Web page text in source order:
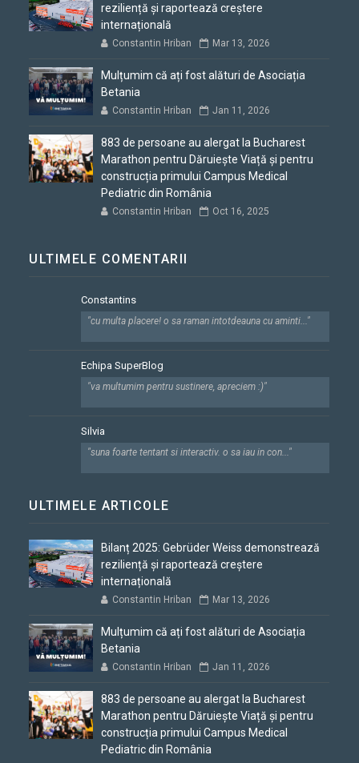
reziliență și raportează creștere
internațională
Constantin Hriban Mar 13, 2026
Mulțumim că ați fost alături de Asociația
Betania
Constantin Hriban Jan 11, 2026
883 de persoane au alergat la Bucharest
Marathon pentru Dăruiește Viață și pentru
construcția primului Campus Medical
Pediatric din România
Constantin Hriban Oct 16, 2025
ULTIMELE COMENTARII
Constantins
"cu multa placere! o sa raman intotdeauna cu aminti..."
Echipa SuperBlog
"va multumim pentru sustinere, apreciem :)"
Silvia
"suna foarte tentant si interactiv. o sa iau in con..."
ULTIMELE ARTICOLE
Bilanț 2025: Gebrüder Weiss demonstrează
reziliență și raportează creștere
internațională
Constantin Hriban Mar 13, 2026
Mulțumim că ați fost alături de Asociația
Betania
Constantin Hriban Jan 11, 2026
883 de persoane au alergat la Bucharest
Marathon pentru Dăruiește Viață și pentru
construcția primului Campus Medical
Pediatric din România